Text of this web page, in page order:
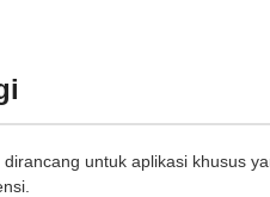
untuk aplikasi khusus